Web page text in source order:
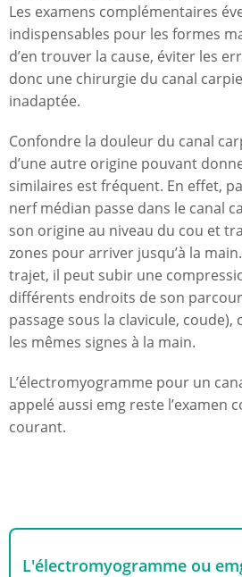
Les examens complémentaires
indispensables pour les formes
d’en trouver la cause, éviter les
donc une chirurgie du canal
inadaptée.
Confondre la douleur du canal
d’une autre origine pouvant
similaires est fréquent. En effet,
nerf médian passe dans le canal
son origine au niveau du cou et
zones pour arriver jusqu’à la
trajet, il peut subir une
différents endroits de son
passage sous la clavicule,
les mêmes signes à la main.
L’électromyogramme pour un
appelé aussi emg reste l’examen
courant.
L'électromyogramme ou